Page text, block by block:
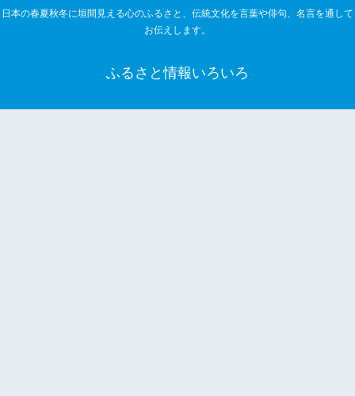
日本の春夏秋冬に垣間見える心のふるさと、伝統文化を言葉や俳句、名言を通して
お伝えします。
ふるさと情報いろいろ